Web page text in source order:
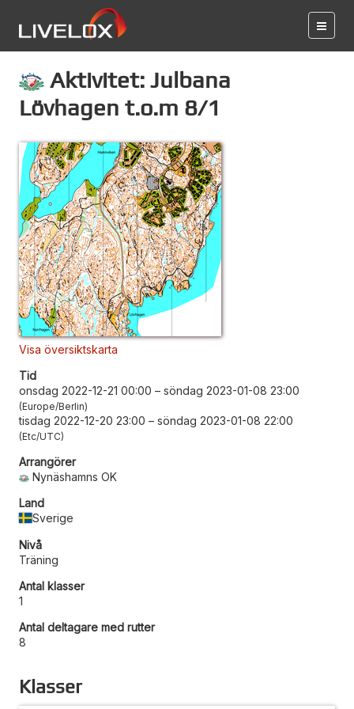
Aktivitet: Julbana
Lövhagen t.o.m 8/1
Visa översiktskarta
Tid
onsdag 2022-12-21 00:00 – söndag 2023-01-08 23:00
Europe/Berlin
tisdag 2022-12-20 23:00 – söndag 2023-01-08 22:00
Etc/UTC
Arrangörer
Nynäshamns OK
Land
Sverige
Nivå
Träning
Antal klasser
1
Antal deltagare med rutter
8
Klasser